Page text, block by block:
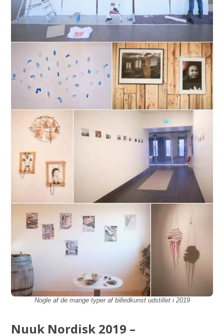
Nogle af de mange typer af billedkunst udstillet i 2019
Nuuk Nordisk 2019 –